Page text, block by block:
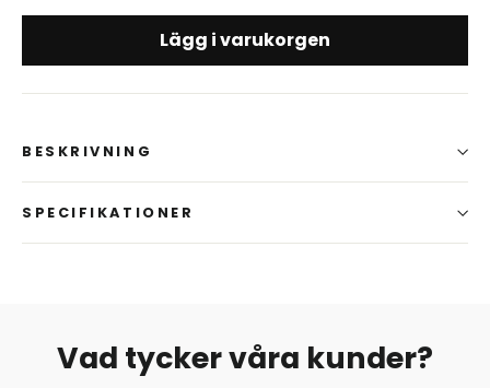
Lägg i varukorgen
BESKRIVNING
SPECIFIKATIONER
Vad tycker våra kunder?